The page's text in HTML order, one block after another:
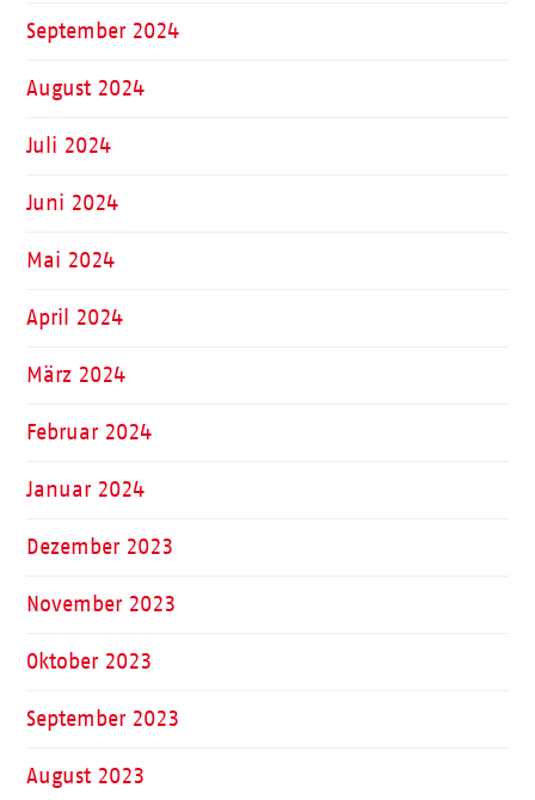
September 2024
August 2024
Juli 2024
Juni 2024
Mai 2024
April 2024
März 2024
Februar 2024
Januar 2024
Dezember 2023
November 2023
Oktober 2023
September 2023
August 2023